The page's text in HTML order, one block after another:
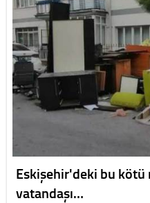
Eskişehir'deki bu
vatandaşı…